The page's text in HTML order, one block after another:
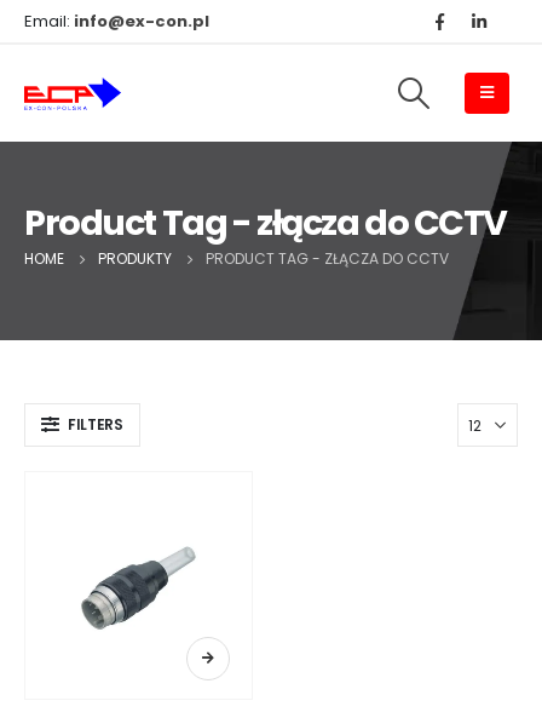
Email: info@ex-con.pl
Product Tag - złącza do CCTV
HOME PRODUKTY PRODUCT TAG - ZŁĄCZA DO CCTV
FILTERS